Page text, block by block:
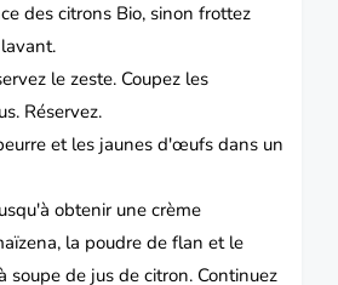
des citrons Bio, sinon frottez
le zeste. Coupez les
Réservez.
et les jaunes d'œufs dans un
obtenir une crème
la poudre de flan et le
soupe de jus de citron. Continuez